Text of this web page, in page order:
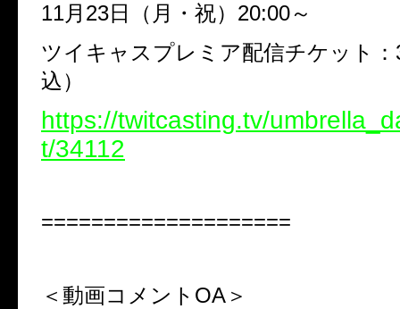
11月 23日（月・祝） 20:00～
ツイキャスプレミア配信チケット：
込）
https://twitcasting.tv/
t/34112
====================
＜動画コメント OA ＞